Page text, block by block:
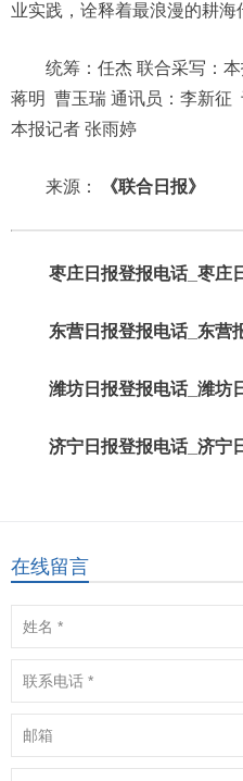
业实践，诠释着最浪漫的耕海
统筹：任杰 联合采写：
蒋明 曹玉瑞 通讯员：李新征
本报记者 张雨婷
来源： 《联合日报》
枣庄日报登报电话_枣庄
东营日报登报电话_东营
潍坊日报登报电话_潍坊
济宁日报登报电话_济宁
在线留言